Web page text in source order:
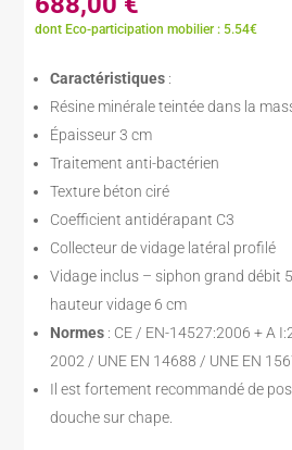
dont Eco-participation mobilier : 5.54€
Caractéristiques :
Résine minérale teintée dans la
Épaisseur 3 cm
Traitement anti-bactérien
Texture béton ciré
Coefficient antidérapant C3
Collecteur de vidage latéral profilé
Vidage inclus – siphon grand débit
hauteur vidage 6 cm
Normes : CE / EN-14527:2006 + A
2002 / UNE EN 14688 / UNE EN
Il est fortement recommandé de
douche sur chape.